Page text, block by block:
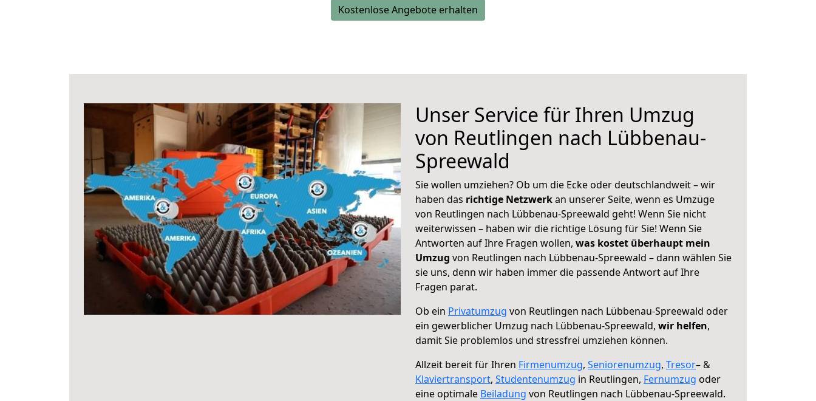
Kostenlose Angebote erhalten
Unser Service für Ihren Umzug
von Reutlingen nach Lübbenau-
Spreewald
Sie wollen umziehen? Ob um die Ecke oder deutschlandweit – wir
haben das richtige Netzwerkan unserer Seite, wenn es Umzüge
von Reutlingen nach Lübbenau-Spreewald geht! Wenn Sie nicht
weiterwissen – haben wir die richtige Lösung für Sie! Wenn Sie
Antworten auf Ihre Fragen wollen, was kostet überhaupt mein
Umzug von Reutlingen nach Lübbenau-Spreewald – dann wählen Sie
sie uns, denn wir haben immer die passende Antwort auf Ihre
Fragen parat.
Ob ein Privatumzug von Reutlingen nach Lübbenau-Spreewald oder
ein gewerblicher Umzug nach Lübbenau-Spreewald, wir helfen,
damit Sie problemlos und stressfrei umziehen können.
Allzeit bereit für Ihren Firmenumzug, Seniorenumzug, Tresor– &
Klaviertransport, Studentenumzug in Reutlingen, Fernumzug oder
eine optimale Beiladung von Reutlingen nach Lübbenau-Spreewald.